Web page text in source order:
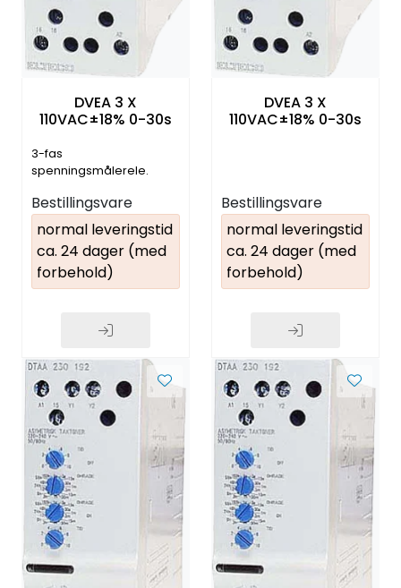
DVEA 3 X
110VAC±18% 0-30s
3-fas
spenningsmålerele.
underspenning
Bestillingsvare
normal leveringstid
ca. 24 dager (med
forbehold)
DVEA 3 X
110VAC±18% 0-30s
Bestillingsvare
normal leveringstid
ca. 24 dager (med
forbehold)